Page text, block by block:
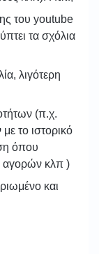
του youtube
τα σχόλια
λιγότερη
(π.χ.
το ιστορικό
όπου
αγορών κλπ )
και